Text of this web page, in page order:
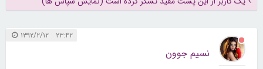
۲۳:۴۲ ۱۳۹۲/۲/۱۲
نسیم جوون